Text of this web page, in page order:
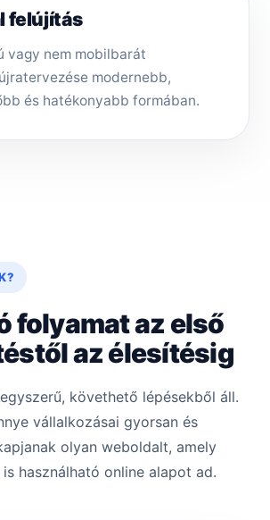
felújítás
vagy nem mobilbarát
modernebb,
és hatékonyabb formában.
folyamat az első
az élesítésig
követhető lépésekből áll.
vállalkozásai gyorsan és
olyan weboldalt, amely
használható online alapot ad.